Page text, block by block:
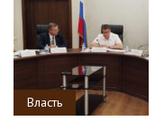
Власть